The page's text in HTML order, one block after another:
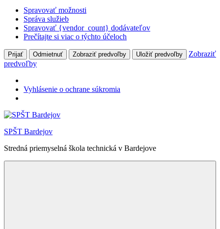
Spravovať možnosti
Správa služieb
Spravovať {vendor_count} dodávateľov
Prečítajte si viac o týchto účeloch
Prijať Odmietnuť Zobraziť predvoľby Uložiť predvoľby
Zobraziť
predvoľby
Vyhlásenie o ochrane súkromia
Skip
content
SPŠT Bardejov
Stredná priemyselná škola technická v Bardejove